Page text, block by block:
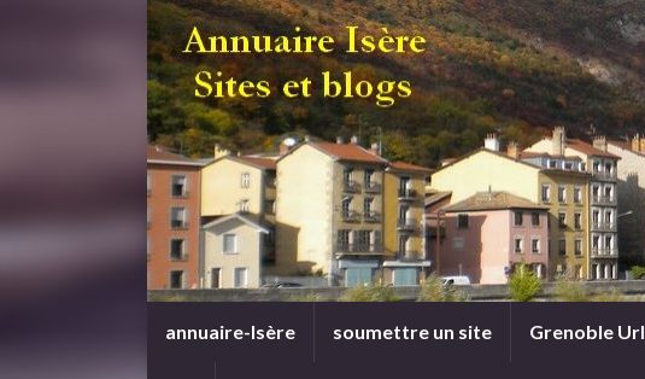
annuaire-Isère soumettre un site Grenoble Url